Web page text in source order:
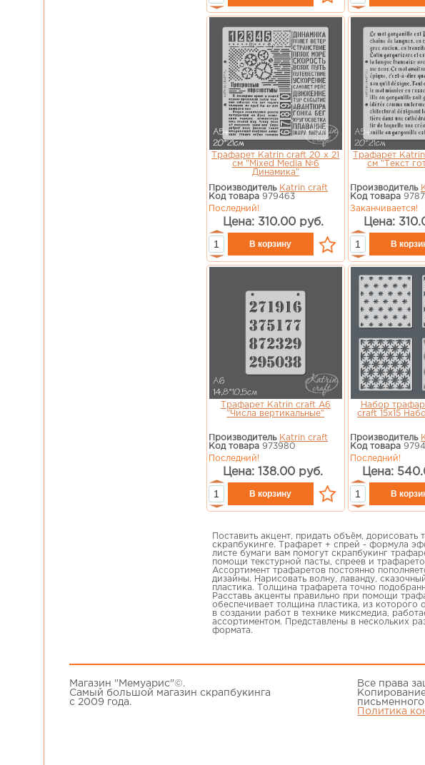
Трафарет Katrin craft 20 х 21
см "Mixed Media №6
Динамика"
Производитель Katrin craft
Код товара 979463
Последний!
Цена: 310.00 руб.
Трафарет
см "Текст
Производитель
Код товара
Заканчивается!
Цена:
Трафарет Katrin craft А6
"Числа вертикальные"
Производитель Katrin craft
Код товара 973980
Последний!
Цена: 138.00 руб.
Набор
craft 15х15
Производитель
Код товара
Последний!
Цена:
Поставить акцент, придать объём,
скрапбукинге. Трафарет + спрей - формула
листе бумаги вам помогут скрапбукинг
помощи текстурной пасты, спреев и
Ассортимент трафаретов постоянно
дизайны. Нарисовать волну, лаванду,
пластика. Толщина трафарета точно
Расставь акценты правильно при помощи
обеспечивает толщина пластика, из
в создании работ в технике миксмедиа,
ассортиментом. Представлены в нескольких
формата.
Магазин "Мемуарис"©.
Самый большой магазин скрапбукинга
с 2009 года.
Все права
Политика